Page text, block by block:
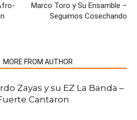
Marco Toro y Su Ensamble –
Seguimos Cosechando
MORE FROM AUTHOR
Zayas y su EZ La Banda –
Cantaron